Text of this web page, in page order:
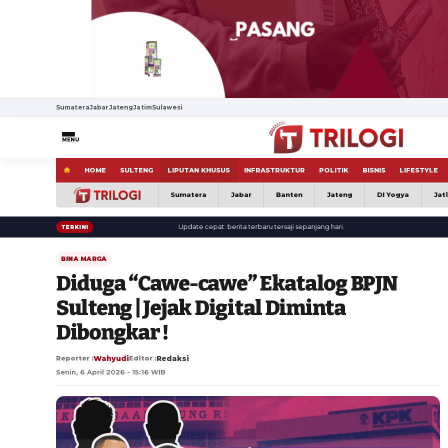
SumateraJabarJatengJatimSulawesi
MENU
HOME SULTENG LIPUTAN KHUSUS INFRASTRUKTUR POLITIK BISNIS LIFESTYLE
Sumatera Jabar Banten Jateng DI Yogya
TERKINI Update cepat: berita terbaru tersaji sepanjang hari.
BINA MARGA
Diduga “Cawe-cawe” Ekatalog BPJN
Sulteng | Jejak Digital Diminta
Dibongkar !
Reporter :WahyudiEditor :Redaksi
Senin, 6 April 2026 - 15:16 WIB